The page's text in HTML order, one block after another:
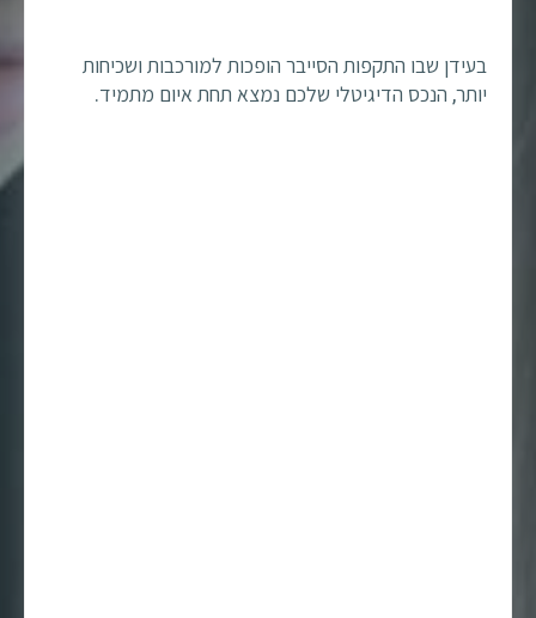
בעידן שבו התקפות הסייבר הופכות למורכבות ושכיחות
יותר, הנכס הדיגיטלי שלכם נמצא תחת איום מתמיד.